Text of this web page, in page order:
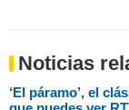
Noticias
‘El páramo’, el